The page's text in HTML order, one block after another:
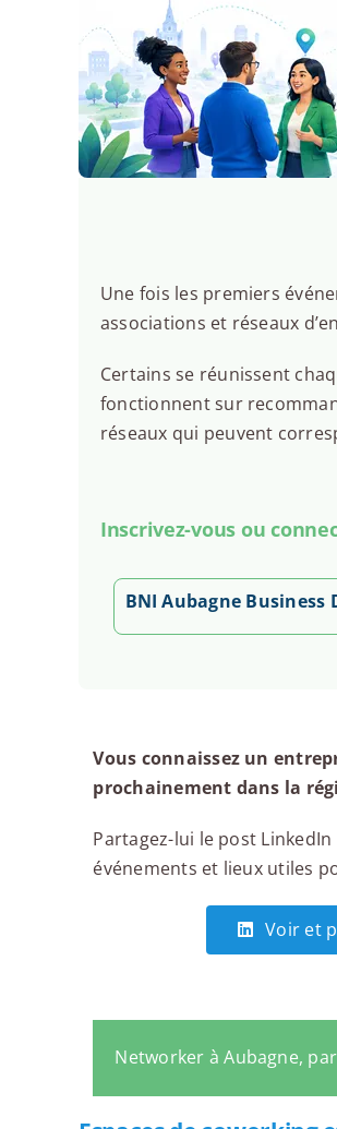
Une fois les premiers
associations et réseaux
Certains se réunissent
fonctionnent sur
réseaux qui peuvent
Inscrivez-vous ou
BNI Aubagne Business
Vous connaissez un
prochainement dans la
Partagez-lui le post
événements et lieux utiles
Voir et
Networker à Aubagne,